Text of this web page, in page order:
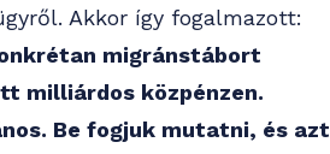
Akkor így fogalmazott:
migránstábort
milliárdos közpénzen.
Be fogjuk mutatni, és azt